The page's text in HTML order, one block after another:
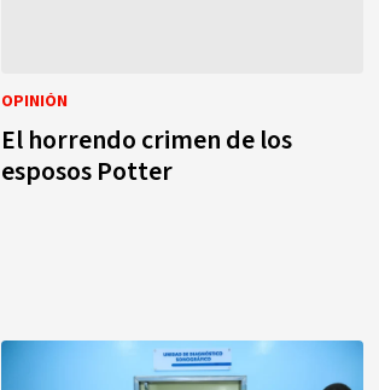
OPINIÓN
El horrendo crimen de los
esposos Potter